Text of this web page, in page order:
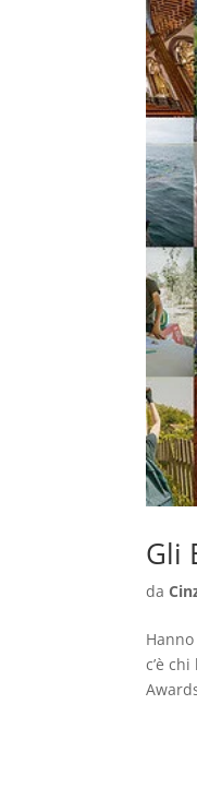
Gli
da
c’è